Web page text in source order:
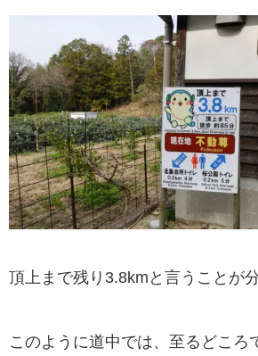
頂上まで残り3.8kmと言うことが
このように道中では、至るどころ